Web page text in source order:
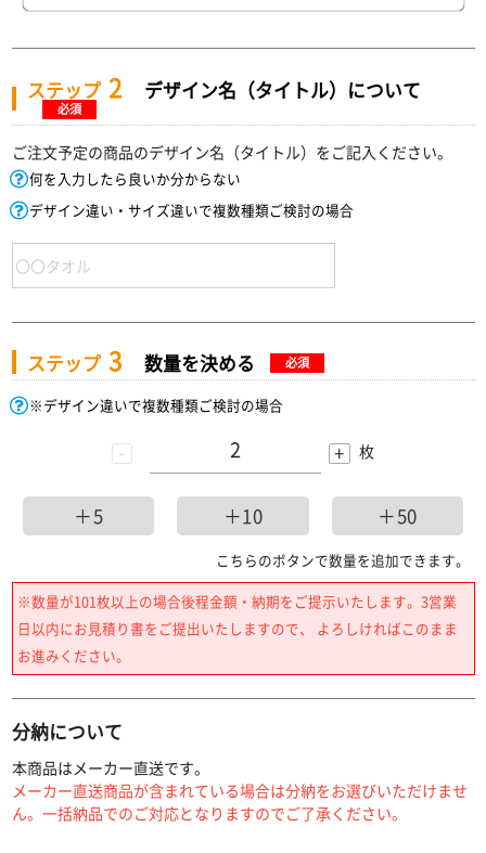
ステップ 2 デザイン名（タイトル）について
必須
ご注文予定の商品のデザイン名（タイトル）をご記入ください。
何を入力したら良いか分からない
デザイン違い・サイズ違いで複数種類ご検討の場合
ステップ 3 数量を決める 必須
※デザイン違いで複数種類ご検討の場合
- + 枚
＋5 ＋10 ＋50
こちらのボタンで数量を追加できます。
※数量が101枚以上の場合後程金額・納期をご提示いたします。3営業
日以内にお見積り書をご提出いたしますので、 よろしければこのまま
お進みください。
分納について
本商品はメーカー直送です。
メーカー直送商品が含まれている場合は分納をお選びいただけませ
ん。一括納品でのご対応となりますのでご了承ください。